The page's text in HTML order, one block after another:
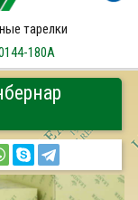
тарелки
180A